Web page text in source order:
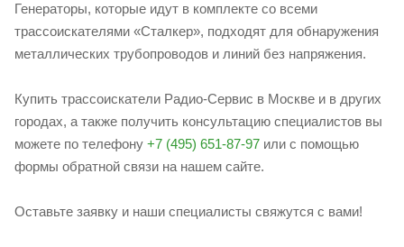
Генераторы, которые идут в комплекте со всеми
трассоискателями «Сталкер», подходят для обнаружения
металлических трубопроводов и линий без напряжения.
Купить трассоискатели Радио-Сервис в Москве и в других
городах, а также получить консультацию специалистов вы
можете по телефону +7 (495) 651-87-97 или с помощью
формы обратной связи на нашем сайте.
Оставьте заявку и наши специалисты свяжутся с вами!